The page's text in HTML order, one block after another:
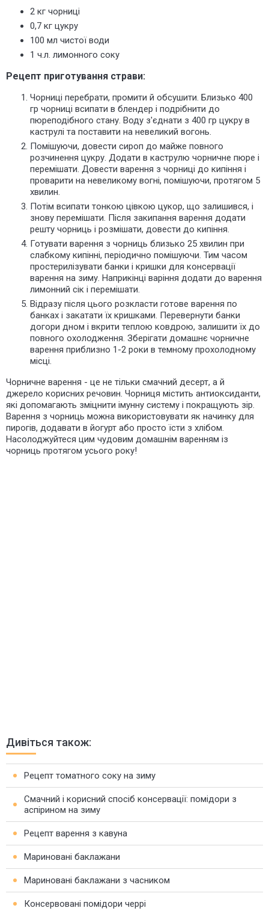
2 кг чорниці
0,7 кг цукру
100 мл чистої води
1 ч.л. лимонного соку
Рецепт приготування страви:
Чорниці перебрати, промити й обсушити. Близько 400
гр чорниці всипати в блендер і подрібнити до
пюреподібного стану. Воду з'єднати з 400 гр цукру в
каструлі та поставити на невеликий вогонь.
Помішуючи, довести сироп до майже повного
розчинення цукру. Додати в каструлю чорничне пюре і
перемішати. Довести варення з чорниці до кипіння і
проварити на невеликому вогні, помішуючи, протягом 5
хвилин.
Потім всипати тонкою цівкою цукор, що залишився, і
знову перемішати. Після закипання варення додати
решту чорниць і розмішати, довести до кипіння.
Готувати варення з чорниць близько 25 хвилин при
слабкому кипінні, періодично помішуючи. Тим часом
простерилізувати банки і кришки для консервації
варення на зиму. Наприкінці варіння додати до варення
лимонний сік і перемішати.
Відразу після цього розкласти готове варення по
банках і закатати їх кришками. Перевернути банки
догори дном і вкрити теплою ковдрою, залишити їх до
повного охолодження. Зберігати домашнє чорничне
варення приблизно 1-2 роки в темному прохолодному
місці.
Чорничне варення - це не тільки смачний десерт, а й
джерело корисних речовин. Чорниця містить антиоксиданти,
які допомагають зміцнити імунну систему і покращують зір.
Варення з чорниць можна використовувати як начинку для
пирогів, додавати в йогурт або просто їсти з хлібом.
Насолоджуйтеся цим чудовим домашнім варенням із
чорниць протягом усього року!
Дивіться також:
Рецепт томатного соку на зиму
Смачний і корисний спосіб консервації: помідори з
аспірином на зиму
Рецепт варення з кавуна
Мариновані баклажани
Мариновані баклажани з часником
Консервовані помідори черрі